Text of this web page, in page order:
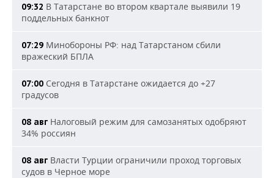
09:32 В Татарстане во втором квартале выявили 19
поддельных банкнот
07:29 Минобороны РФ: над Татарстаном сбили
вражеский БПЛА
07:00 Сегодня в Татарстане ожидается до +27
градусов
08 авг Налоговый режим для самозанятых одобряют
34% россиян
08 авг Власти Турции ограничили проход торговых
судов в Черное море